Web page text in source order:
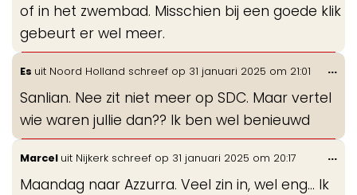
of in het zwembad. Misschien bij een goede klik
gebeurt er wel meer.
Es uit Noord Holland schreef op 31 januari 2025 om 21:01
Sanlian. Nee zit niet meer op SDC. Maar vertel
wie waren jullie dan?? Ik ben wel benieuwd
...
Marcel uit Nijkerk schreef op 31 januari 2025 om 20:17
Maandag naar Azzurra. Veel zin in, wel eng… Ik
...